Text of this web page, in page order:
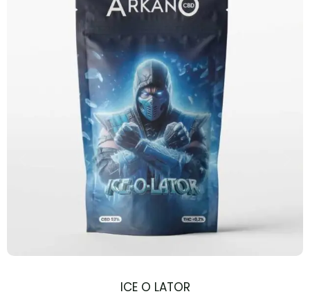
ICE O LATOR